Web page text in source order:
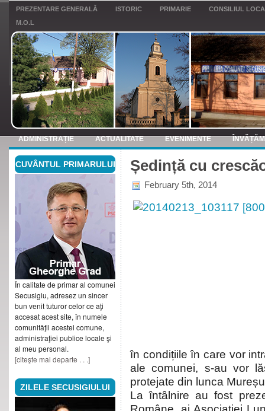
PREZENTARE GENERALĂ ISTORIC PRIMARIE
CONSILIUL
M.O.L
ADMINISTRAȚIE ACTUALITATE EVENIMENTE
ANUNTURI
CUVÂNTUL PRIMARULUI
În calitate de primar al comunei
Secusigiu, adresez un sincer
bun venit tuturor celor ce aţi
accesat acest site, în numele
comunităţii acestei comune,
administraţiei publice locale şi
al meu personal.
[citeşte mai departe . . .]
ZILELE SECUSIGIULUI
Ședință cu
February 5th, 2014
în condițiile în care vor
ale comunei, s-au vor
protejate din lunca
La întâlnire au fost